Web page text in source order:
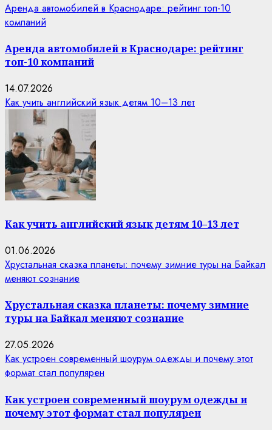
Аренда автомобилей в Краснодаре: рейтинг топ-10
компаний
Аренда автомобилей в Краснодаре: рейтинг
топ-10 компаний
14.07.2026
Как учить английский язык детям 10–13 лет
Как учить английский язык детям 10–13 лет
01.06.2026
Хрустальная сказка планеты: почему зимние туры на Байкал
меняют сознание
Хрустальная сказка планеты: почему зимние
туры на Байкал меняют сознание
27.05.2026
Как устроен современный шоурум одежды и почему этот
формат стал популярен
Как устроен современный шоурум одежды и
почему этот формат стал популярен